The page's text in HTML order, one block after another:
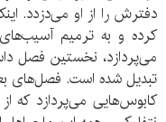
دفترش را از او می‌دزدد.
کرده و به ترمیم
تبدیل شده است. فصل‌های